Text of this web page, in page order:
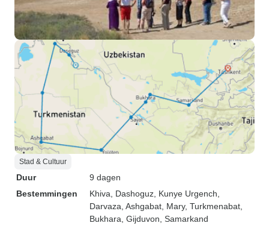
Stad & Cultuur
Duur
9 dagen
Bestemmingen
Khiva , Dashoguz , Kunye Urgench
Darvaza , Ashgabat , Mary, Turkmenabat
Bukhara , Gijduvon , Samarkand